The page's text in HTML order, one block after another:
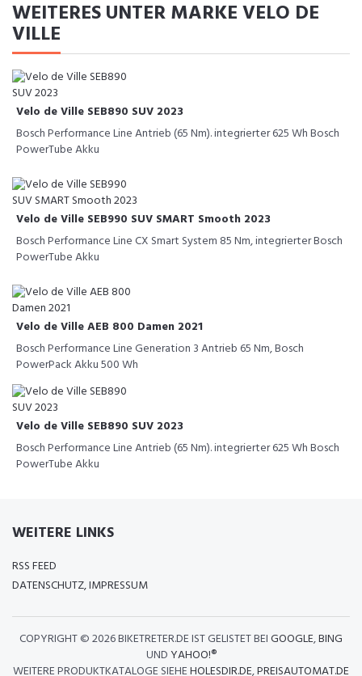
WEITERES UNTER MARKE VELO DE
VILLE
Velo de Ville SEB890 SUV 2023
Bosch Performance Line Antrieb (65 Nm). integrierter 625 Wh Bosch
PowerTube Akku
Velo de Ville SEB990 SUV SMART Smooth 2023
Bosch Performance Line CX Smart System 85 Nm, integrierter Bosch
PowerTube Akku
Velo de Ville AEB 800 Damen 2021
Bosch Performance Line Generation 3 Antrieb 65 Nm, Bosch
PowerPack Akku 500 Wh
Velo de Ville SEB890 SUV 2023
Bosch Performance Line Antrieb (65 Nm). integrierter 625 Wh Bosch
PowerTube Akku
WEITERE LINKS
RSS FEED
DATENSCHUTZ, IMPRESSUM
COPYRIGHT ©2026 BIKETRETER.DE IST GELISTET BEIGOOGLE,BING
UND YAHOO!®
WEITERE PRODUKTKATALOGE SIEHEHOLESDIR.DE,PREISAUTOMAT.DE